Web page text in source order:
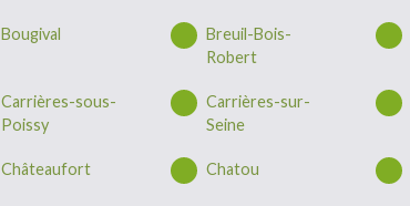
Bougival
Breuil-Bois-
Robert
Carrières-sous-
Poissy
Carrières-sur-
Seine
Châteaufort Chatou